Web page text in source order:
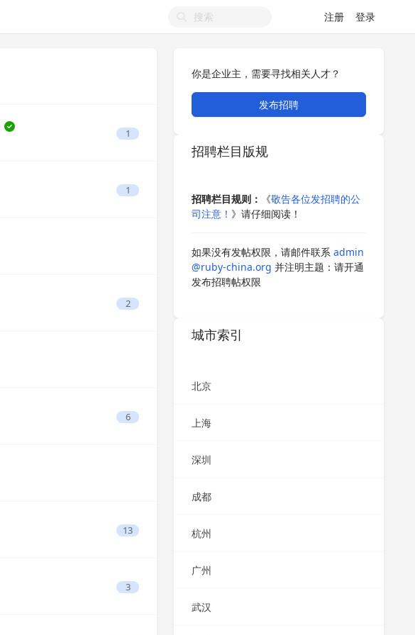
注册 登录
1
1
2
6
13
3
你是企业主，需要寻找相关人才？
发布招聘
招聘栏目版规
招聘栏目规则： 《敬告各位发招聘的公
司注意！ 》请仔细阅读！
如果没有发帖权限，请邮件联系 admin
@ruby-china.org 并注明主题：请开通
发布招聘帖权限
城市索引
北京
上海
深圳
成都
杭州
广州
武汉